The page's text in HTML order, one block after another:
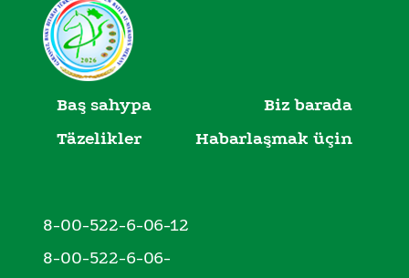
Baş sahypa
Biz barada
Täzelikler
Habarlaşmak üçin
8-00-522-6-06-12
8-00-522-6-06-